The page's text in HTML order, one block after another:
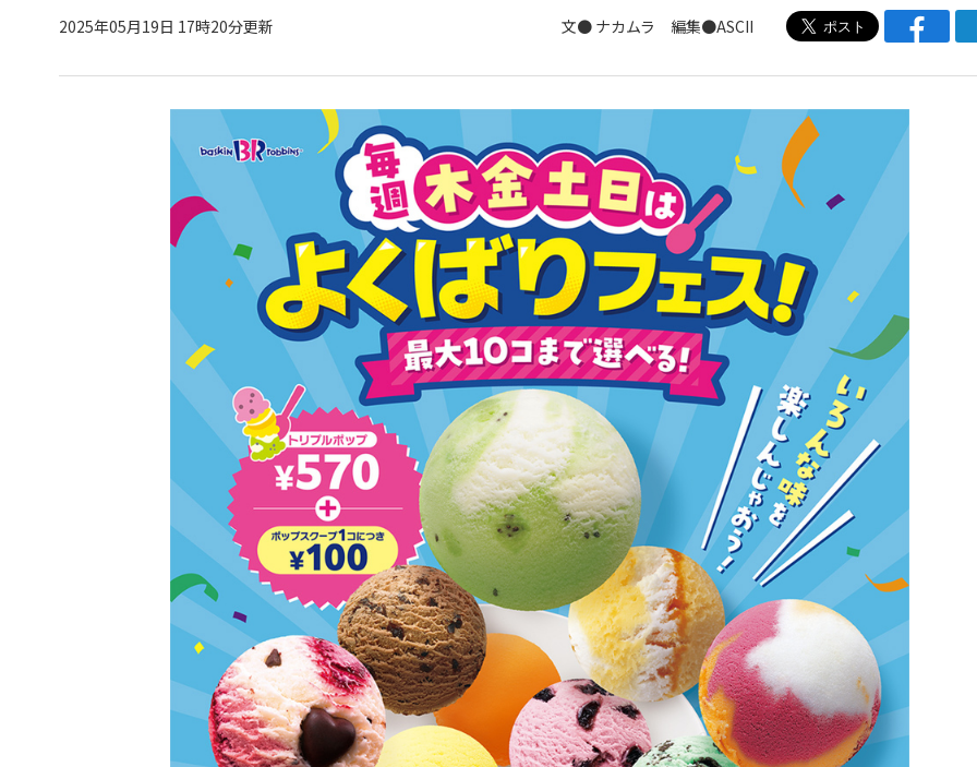
2025年05月19日 17時20分更新 文● ナカムラ 編集●ASCII